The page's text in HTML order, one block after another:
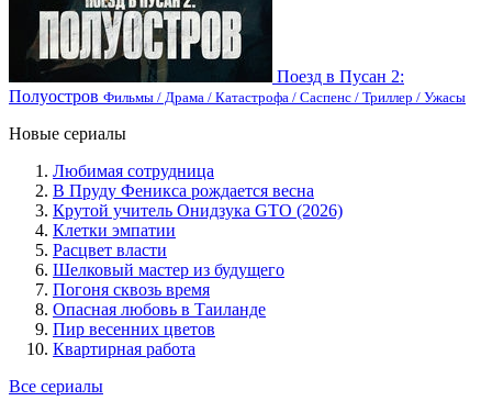
Поезд в Пусан 2:
Полуостров Фильмы / Драма / Катастрофа / Саспенс / Триллер / Ужасы
Новые сериалы
Любимая сотрудница
В Пруду Феникса рождается весна
Крутой учитель Онидзука GTO (2026)
Клетки эмпатии
Расцвет власти
Шелковый мастер из будущего
Погоня сквозь время
Опасная любовь в Таиланде
Пир весенних цветов
Квартирная работа
Все сериалы